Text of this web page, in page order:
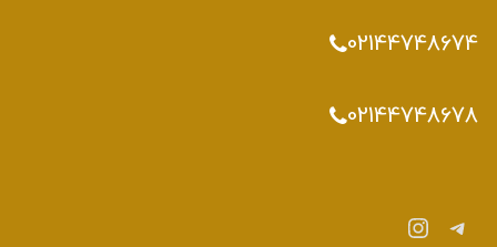
02144748674
02144748678
تلگراماینستاگرم